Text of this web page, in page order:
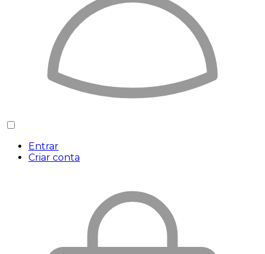
Entrar
Criar conta